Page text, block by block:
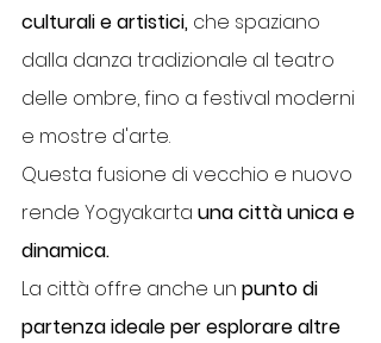
culturali e artistici, che spaziano
dalla danza tradizionale al teatro
delle ombre, fino a festival moderni
e mostre d'arte.
Questa fusione di vecchio e nuovo
rende Yogyakarta una città unica e
dinamica.
La città offre anche un punto di
partenza ideale per esplorare altre